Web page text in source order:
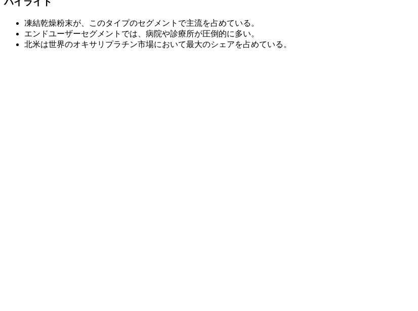
凍結乾燥粉末が、このタイプのセグメントで主流を占めている。
エンドユーザーセグメントでは、病院や診療所が圧倒的に多い。
北米は世界のオキサリプラチン市場において最大のシェアを占めている。